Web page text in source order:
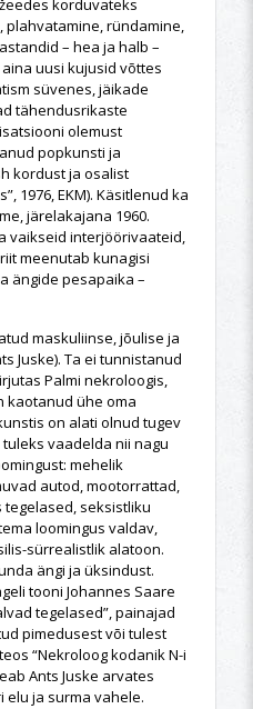
korduvateks
plahvatamine, ründamine,
– hea ja halb –
uusi kujusid võttes
süvenes, jäikade
tähendusrikaste
olemust
popkunsti ja
kordust ja osalist
1976, EKM). Käsitlenud ka
järelakajana 1960.
vaikseid interjöörivaateid,
meenutab kunagisi
ängide pesapaika –
maskuliinse, jõulise ja
Juske). Ta ei tunnistanud
Palmi nekroloogis,
kaotanud ühe oma
on alati olnud tugev
vaadelda nii nagu
mehelik
autod, mootorrattad,
seksistliku
loomingus valdav,
sürrealistlik alatoon.
ängi ja üksindust.
tooni Johannes Saare
tegelased”, painajad
pimedusest või tulest
“Nekroloog kodanik N-i
Ants Juske arvates
ja surma vahele.